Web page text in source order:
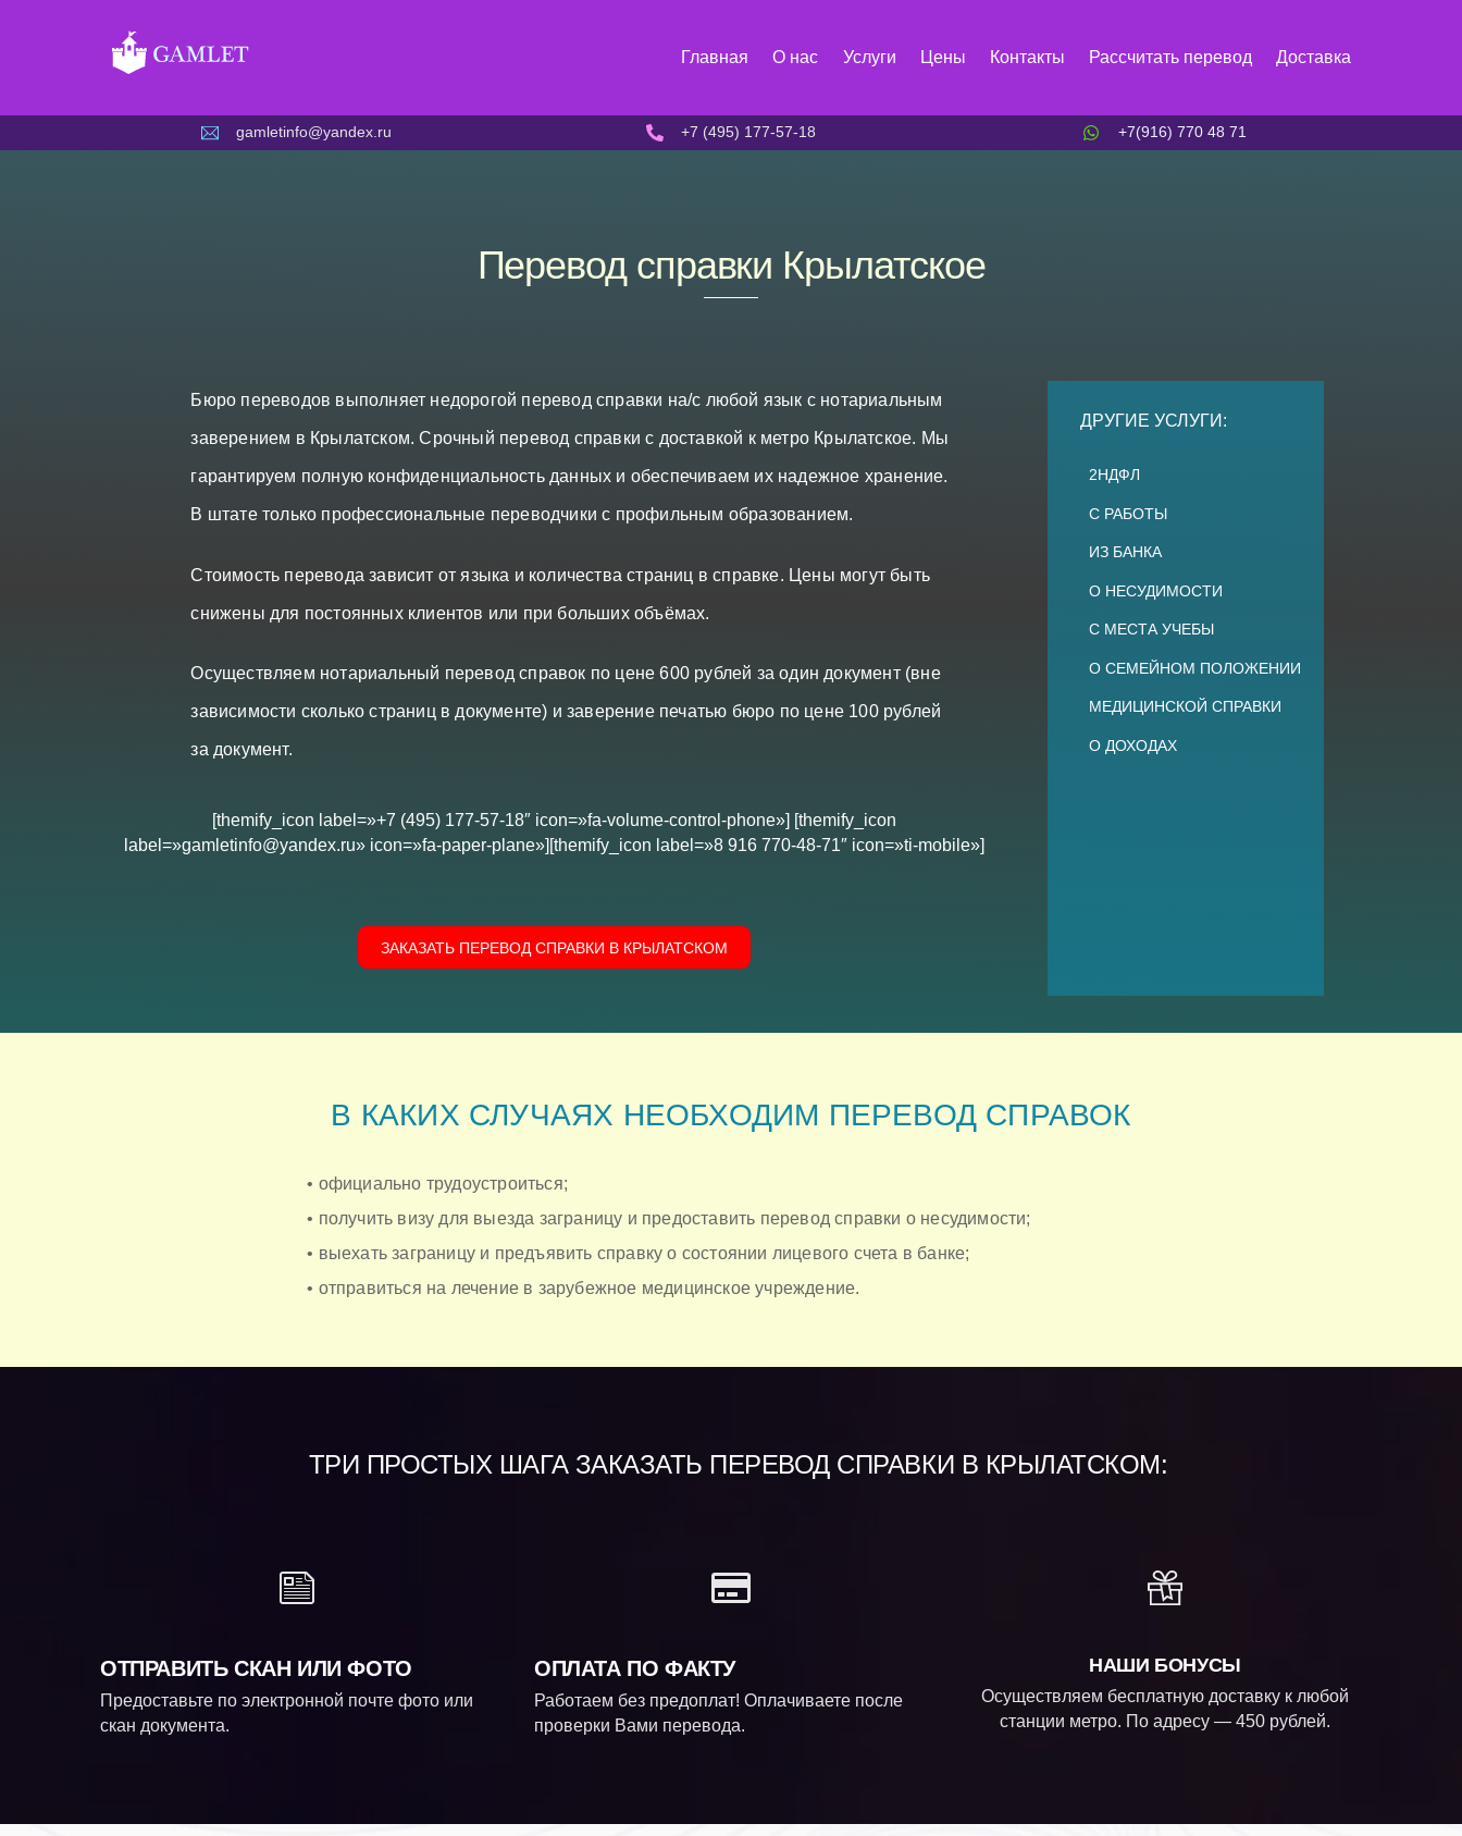
Главная О нас Услуги Цены Контакты Рассчитать перевод Доставка
gamletinfo@yandex.ru +7 (495) 177-57-18 +7(916) 770 48 71
Перевод справки Крылатское
Бюро переводов выполняет недорогой перевод справки на/с любой язык с нотариальным
заверением в Крылатском. Срочный перевод справки с доставкой к метро Крылатское. Мы
гарантируем полную конфиденциальность данных и обеспечиваем их надежное хранение.
В штате только профессиональные переводчики с профильным образованием.
Стоимость перевода зависит от языка и количества страниц в справке. Цены могут быть
снижены для постоянных клиентов или при больших объёмах.
Осуществляем нотариальный перевод справок по цене 600 рублей за один документ (вне
зависимости сколько страниц в документе) и заверение печатью бюро по цене 100 рублей
за документ.
[themify_icon label=»+7 (495) 177-57-18″ icon=»fa-volume-control-phone»] [themify_icon
label=»gamletinfo@yandex.ru» icon=»fa-paper-plane»][themify_icon label=»8 916 770-48-71″ icon=»ti-mobile»]
ЗАКАЗАТЬ ПЕРЕВОД СПРАВКИ В КРЫЛАТСКОМ
ДРУГИЕ УСЛУГИ:
2НДФЛ
С РАБОТЫ
ИЗ БАНКА
О НЕСУДИМОСТИ
С МЕСТА УЧЕБЫ
О СЕМЕЙНОМ ПОЛОЖЕНИИ
МЕДИЦИНСКОЙ СПРАВКИ
О ДОХОДАХ
В КАКИХ СЛУЧАЯХ НЕОБХОДИМ ПЕРЕВОД СПРАВОК
• официально трудоустроиться;
• получить визу для выезда заграницу и предоставить перевод справки о несудимости;
• выехать заграницу и предъявить справку о состоянии лицевого счета в банке;
• отправиться на лечение в зарубежное медицинское учреждение.
ТРИ ПРОСТЫХ ШАГА ЗАКАЗАТЬ ПЕРЕВОД СПРАВКИ В КРЫЛАТСКОМ:
ОТПРАВИТЬ СКАН ИЛИ ФОТО
Предоставьте по электронной почте фото или
скан документа.
ОПЛАТА ПО ФАКТУ
Работаем без предоплат! Оплачиваете после
проверки Вами перевода.
НАШИ БОНУСЫ
Осуществляем бесплатную доставку к любой
станции метро. По адресу — 450 рублей.